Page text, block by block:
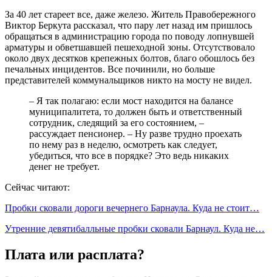
За 40 лет стареет все, даже железо. Житель Правобережного
Виктор Беркута рассказал, что пару лет назад им пришлось
обращаться в администрацию города по поводу лопнувшей
арматуры и обветшавшей пешеходной зоны. Отсутствовало
около двух десятков крепежных болтов, благо обошлось без
печальных инцидентов. Все починили, но больше
представителей коммунальщиков никто на мосту не видел.
– Я так полагаю: если мост находится на балансе
муниципалитета, то должен быть и ответственный
сотрудник, следящий за его состоянием, –
рассуждает пенсионер. – Ну разве трудно проехать
по нему раз в неделю, осмотреть как следует,
убедиться, что все в порядке? Это ведь никаких
денег не требует.
Сейчас читают:
Пробки сковали дороги вечернего Барнаула. Куда не стоит…
Утренние девятибалльные пробки сковали Барнаул. Куда не…
Плата или расплата?